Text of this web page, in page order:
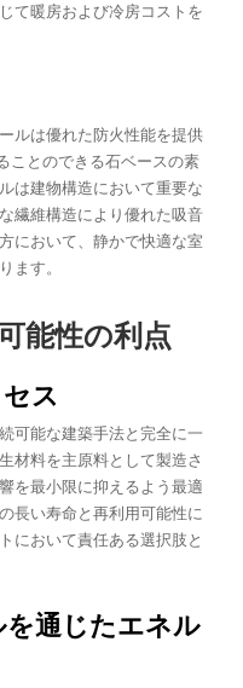
て暖房および冷房コストを
ルは優れた防火性能を提供
ことのできる石ベースの素
は建物構造において重要な
繊維構造により優れた吸音
において、静かで快適な室
ます。
能性の利点
ス
可能な建築手法と完全に一
材料を主原料として製造さ
を最小限に抑えるよう最適
長い寿命と再利用可能性に
において責任ある選択肢と
通じたエネル